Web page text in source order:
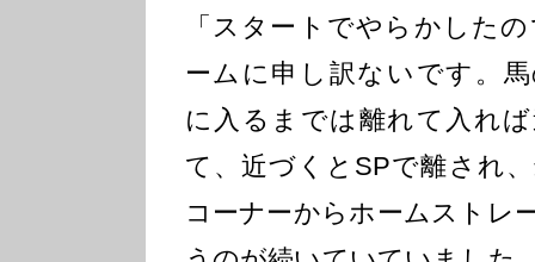
「スタートでやらかした
ームに申し訳ないです。
に入るまでは離れて入れ
て、近づくとSPで離され
コーナーからホームストレ